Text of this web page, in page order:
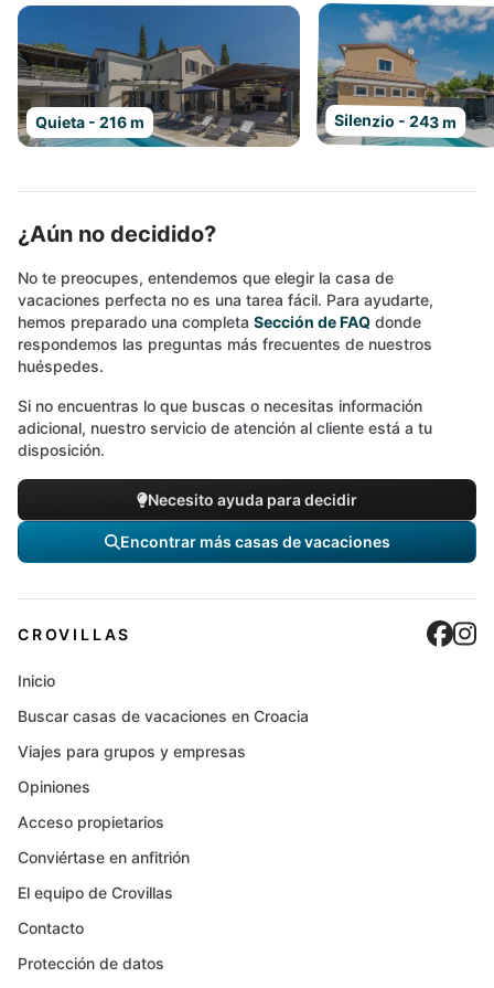
Quieta - 216 m Silenzio - 243 m
¿Aún no decidido?
No te preocupes, entendemos que elegir la casa de
vacaciones perfecta no es una tarea fácil. Para ayudarte,
hemos preparado una completa Sección de FAQ donde
respondemos las preguntas más frecuentes de nuestros
huéspedes.
Si no encuentras lo que buscas o necesitas información
adicional, nuestro servicio de atención al cliente está a tu
disposición.
Necesito ayuda para decidir
Encontrar más casas de vacaciones
CROVILLAS
Inicio
Buscar casas de vacaciones en Croacia
Viajes para grupos y empresas
Opiniones
Acceso propietarios
Conviértase en anfitrión
El equipo de Crovillas
Contacto
Protección de datos